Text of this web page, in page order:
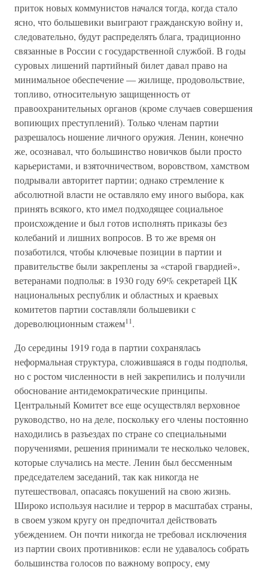
приток новых коммунистов начался тогда, когда стало
ясно, что большевики выиграют гражданскую войну и,
следовательно, будут распределять блага, традиционно
связанные в России с государственной службой. В годы
суровых лишений партийный билет давал право на
минимальное обеспечение — жилище, продовольствие,
топливо, относительную защищенность от
правоохранительных органов (кроме случаев совершения
вопиющих преступлений). Только членам партии
разрешалось ношение личного оружия. Ленин, конечно
же, осознавал, что большинство новичков были просто
карьеристами, и взяточничеством, воровством, хамством
подрывали авторитет партии; однако стремление к
абсолютной власти не оставляло ему иного выбора, как
принять всякого, кто имел подходящее социальное
происхождение и был готов исполнять приказы без
колебаний и лишних вопросов. В то же время он
позаботился, чтобы ключевые позиции в партии и
правительстве были закреплены за «старой гвардией»,
ветеранами подполья: в 1930 году 69% секретарей ЦК
национальных республик и областных и краевых
комитетов партии составляли большевики с
дореволюционным стажем11.
До середины 1919 года в партии сохранялась
неформальная структура, сложившаяся в годы подполья,
но с ростом численности в ней закрепились и получили
обоснование антидемократические принципы.
Центральный Комитет все еще осуществлял верховное
руководство, но на деле, поскольку его члены постоянно
находились в разъездах по стране со специальными
поручениями, решения принимали те несколько человек,
которые случались на месте. Ленин был бессменным
председателем заседаний, так как никогда не
путешествовал, опасаясь покушений на свою жизнь.
Широко используя насилие и террор в масштабах страны,
в своем узком кругу он предпочитал действовать
убеждением. Он почти никогда не требовал исключения
из партии своих противников: если не удавалось собрать
большинства голосов по важному вопросу, ему